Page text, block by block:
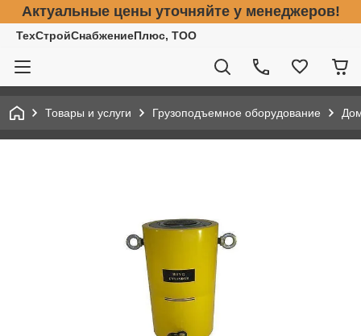
Актуальные цены уточняйте у менеджеров!
ТехСтройСнабжениеПлюс, ТОО
Товары и услуги Грузоподъемное оборудование